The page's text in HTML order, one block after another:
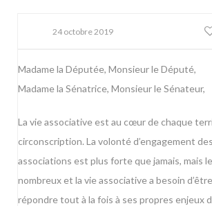
24 octobre 2019
Madame la Députée, Monsieur le Député,
Madame la Sénatrice, Monsieur le Sénateur,
La vie associative est au cœur de chaque
circonscription. La volonté d’engagement
associations est plus forte que jamais, mais
nombreux et la vie associative a besoin
répondre tout à la fois à ses propres enjeux